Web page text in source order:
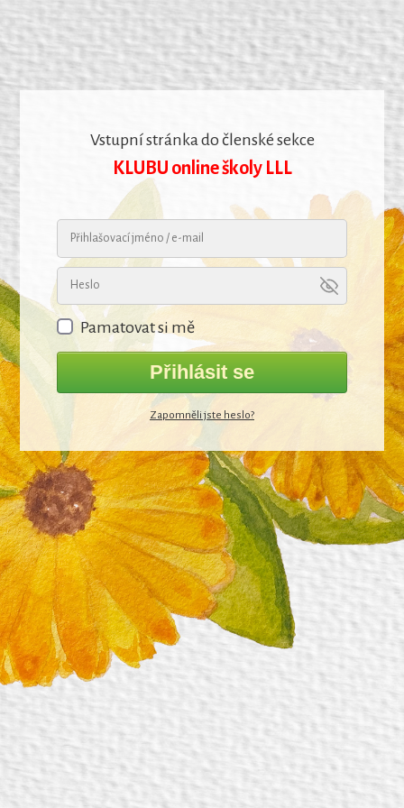
Vstupní stránka do členské sekce
KLUBU online školy LLL
Pamatovat si mě
Přihlásit se
Zapomněli jste heslo?